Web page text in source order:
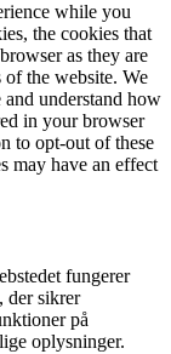
while you
the cookies that
as they are
the website. We
understand how
in your browser
to opt-out of these
may have an effect
fungerer
der sikrer
på
oplysninger.